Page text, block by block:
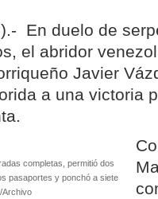
En duelo de
el abridor
Javier
a una victoria
completas, permitió dos
pasaportes y ponchó a siete
Archivo